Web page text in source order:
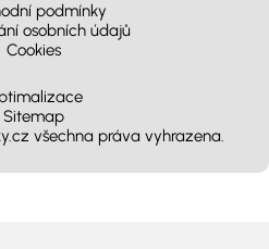
podmínky
osobních údajů
Cookies
Sitemap
všechna práva vyhrazena.